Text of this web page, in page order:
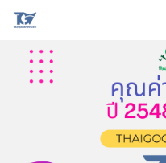
Skip
content
Search
for: